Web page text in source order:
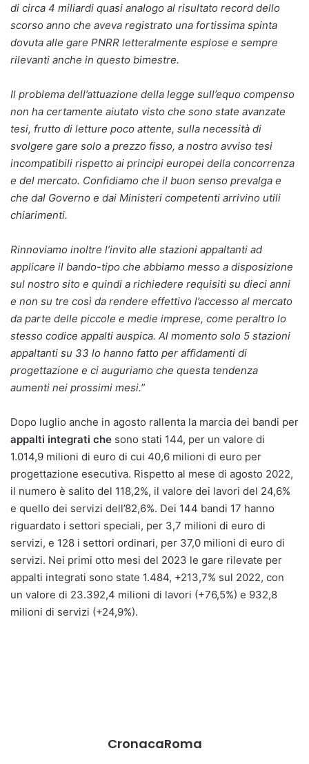
di circa 4 miliardi quasi analogo al risultato record dello
scorso anno che aveva registrato una fortissima spinta
dovuta alle gare PNRR letteralmente esplose e sempre
rilevanti anche in questo bimestre.
Il problema dell’attuazione della legge sull’equo compenso
non ha certamente aiutato visto che sono state avanzate
tesi, frutto di letture poco attente, sulla necessità di
svolgere gare solo a prezzo fisso, a nostro avviso tesi
incompatibili rispetto ai principi europei della concorrenza
e del mercato. Confidiamo che il buon senso prevalga e
che dal Governo e dai Ministeri competenti arrivino utili
chiarimenti.
Rinnoviamo inoltre l’invito alle stazioni appaltanti ad
applicare il bando-tipo che abbiamo messo a disposizione
sul nostro sito e quindi a richiedere requisiti su dieci anni
e non su tre così da rendere effettivo l’accesso al mercato
da parte delle piccole e medie imprese, come peraltro lo
stesso codice appalti auspica. Al momento solo 5 stazioni
appaltanti su 33 lo hanno fatto per affidamenti di
progettazione e ci auguriamo che questa tendenza
aumenti nei prossimi mesi.”
Dopo luglio anche in agosto rallenta la marcia dei bandi per
appalti integrati che sono stati 144, per un valore di
1.014,9 milioni di euro di cui 40,6 milioni di euro per
progettazione esecutiva. Rispetto al mese di agosto 2022,
il numero è salito del 118,2%, il valore dei lavori del 24,6%
e quello dei servizi dell’82,6%. Dei 144 bandi 17 hanno
riguardato i settori speciali, per 3,7 milioni di euro di
servizi, e 128 i settori ordinari, per 37,0 milioni di euro di
servizi. Nei primi otto mesi del 2023 le gare rilevate per
appalti integrati sono state 1.484, +213,7% sul 2022, con
un valore di 23.392,4 milioni di lavori (+76,5%) e 932,8
milioni di servizi (+24,9%).
CronacaRoma